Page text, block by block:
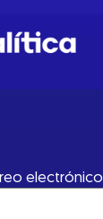
electrónico